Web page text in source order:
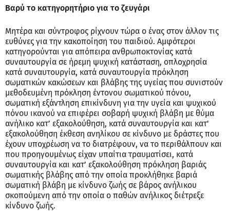
Βαρύ το κατηγορητήριο για το ζευγάρι
Μητέρα και σύντροφος ρίχνουν τώρα ο ένας στον άλλον τις
ευθύνες για την κακοποίηση του παιδιού. Αμφότεροι
κατηγορούνται για απόπειρα ανθρωποκτονίας κατά
συναυτουργία σε ήρεμη ψυχική κατάσταση, οπλοχρησία
κατά συναυτουργία, κατά συναυτουργία πρόκληση
σωματικών κακώσεων και βλάβης της υγείας που συνιστούν
μεθοδευμένη πρόκληση έντονου σωματικού πόνου,
σωματική εξάντληση επικίνδυνη για την υγεία και ψυχικού
πόνου ικανού να επιφέρει σοβαρή ψυχική βλάβη με θύμα
ανήλικο κατ’ εξακολούθηση, κατά συναυτουργία και κατ'
εξακολούθηση έκθεση ανηλίκου σε κίνδυνο με δράστες που
έχουν υποχρέωση να το διατρέφουν, να το περιθάλπουν και
που προηγουμένως είχαν υπαίτια τραυματίσει, κατά
συναυτουργία και κατ’ εξακολούθηση πρόκληση βαριάς
σωματικής βλάβης από την οποία προκλήθηκε βαριά
σωματική βλάβη με κίνδυνο ζωής σε βάρος ανήλικου
σκοπούμενη από την οποία ο παθών ανήλικος διέτρεξε
κίνδυνο ζωής.